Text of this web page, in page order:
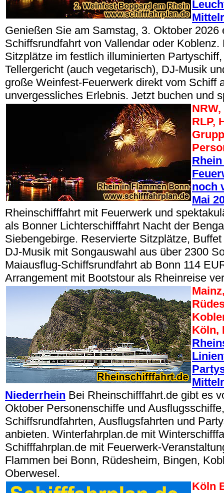
Genießen Sie am Samstag, 3. Oktober 2026
Schiffsrundfahrt von Vallendar oder Koblenz.
Sitzplätze im festlich illuminierten
Tellergericht (auch vegetarisch), DJ-Musik
große Weinfest-Feuerwerk direkt vom Schiff
unvergessliches Erlebnis. Jetzt buchen und
RLP,
noch
Mai
Rheinschifffahrt mit Feuerwerk und
als Bonner Lichterschifffahrt Nacht der
Siebengebirge. Reservierte Sitzplätze,
DJ-Musik mit Songauswahl aus über 2300
Maiausflug-Schiffsrundfahrt ab Bonn 114
Arrangement mit Bootstour als Rheinreise
Köln,
Niederrhein Bei Rheinschifffahrt.de gibt es
Oktober Personenschiffe und
Schiffsrundfahrten, Ausflugsfahrten und
anbieten. Winterfahrplan.de mit
Schifffahrplan.de mit Feuerwerk-
Flammen bei Bonn, Rüdesheim, Bingen,
Oberwesel.
Köln